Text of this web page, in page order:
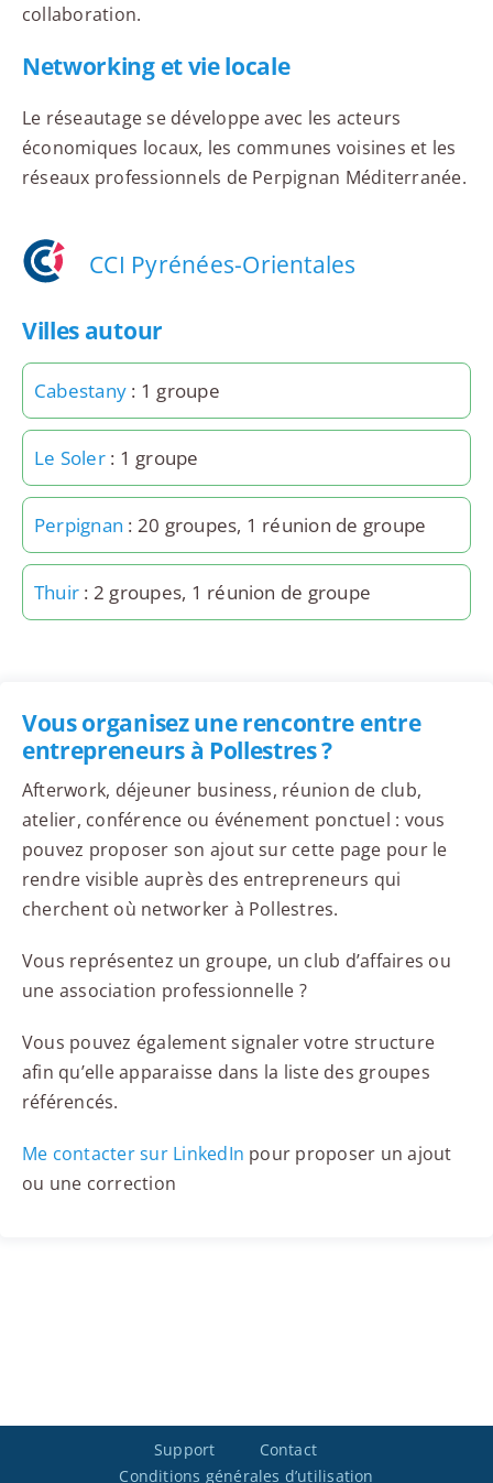
collaboration.
Networking et vie locale
Le réseautage se développe avec les acteurs
économiques locaux, les communes voisines et les
réseaux professionnels de Perpignan Méditerranée.
CCI Pyrénées-Orientales
Villes autour
Cabestany : 1 groupe
Le Soler: 1 groupe
Perpignan : 20 groupes, 1 réunion de groupe
Thuir : 2 groupes, 1 réunion de groupe
Vous organisez une rencontre entre
entrepreneurs à Pollestres ?
Afterwork, déjeuner business, réunion de club,
atelier, conférence ou événement ponctuel : vous
pouvez proposer son ajout sur cette page pour le
rendre visible auprès des entrepreneurs qui
cherchent où networker à Pollestres.
Vous représentez un groupe, un club d’affaires ou
une association professionnelle ?
Vous pouvez également signaler votre structure
afin qu’elle apparaisse dans la liste des groupes
référencés.
Me contacter sur LinkedIn pour proposer un ajout
ou une correction
Support
Contact
Conditions générales d’utilisation